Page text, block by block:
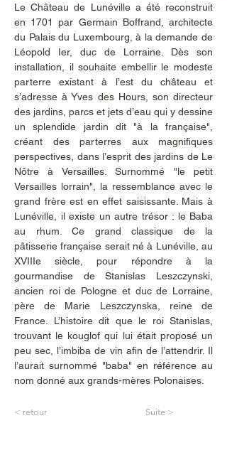
Le Château de Lunéville a été reconstruit
en 1701 par Germain Boffrand, architecte
du Palais du Luxembourg, à la demande de
Léopold Ier, duc de Lorraine. Dès son
installation, il souhaite embellir le modeste
parterre existant à l’est du château et
s’adresse à Yves des Hours, son directeur
des jardins, parcs et jets d’eau qui y dessine
un splendide jardin dit "à la française",
créant des parterres aux magnifiques
perspectives, dans l’esprit des jardins de Le
Nôtre à Versailles. Surnommé "le petit
Versailles lorrain", la ressemblance avec le
grand frère est en effet saisissante. Mais à
Lunéville, il existe un autre trésor : le Baba
au rhum. Ce grand classique de la
pâtisserie française serait né à Lunéville, au
XVIIIe siècle, pour répondre à la
gourmandise de Stanislas Leszczynski,
ancien roi de Pologne et duc de Lorraine,
père de Marie Leszczynska, reine de
France. L’histoire dit que le roi Stanislas,
trouvant le kouglof qui lui était proposé un
peu sec, l’imbiba de vin afin de l’attendrir. Il
l’aurait surnommé "baba" en référence au
nom donné aux grands-mères Polonaises.
< retour Suite >